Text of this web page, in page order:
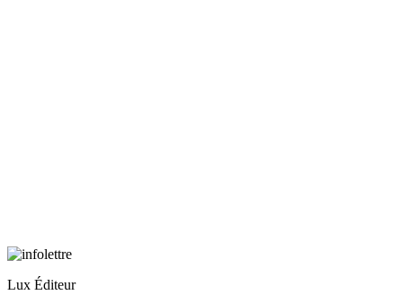
Lux Éditeur